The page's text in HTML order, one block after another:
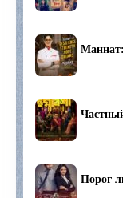
Маннат:
Порог